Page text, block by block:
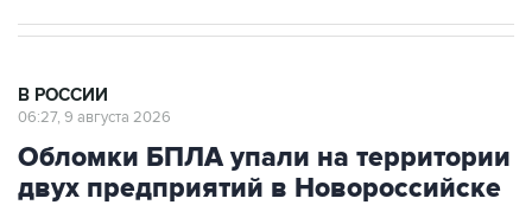
В РОССИИ
06:27, 9 августа 2026
Обломки БПЛА упали на территории
двух предприятий в Новороссийске